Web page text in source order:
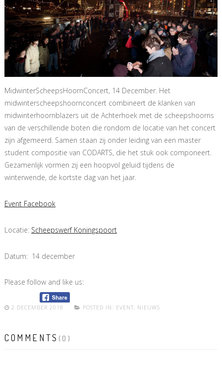
MidwinterScheepsHoornConcert, 14 December. Het
midwinterscheepshoornconcert combineert de klanken van
midwinterhoornblazers uit de Achterhoek met de scheepshoorns
van de verschillende boten die rondom de locatie van het concert
zijn afgemeerd. Samen staan zij onder leiding van een master
student compositie van CODARTS, die het stuk ook componeert.
Gezamenlijk vormen zij een hoopvol geluid tijdens de
winterwende, de kortste dag van het jaar.
Event Facebook
Locatie: Scheepswerf Koningspoort
Datum: 14 december
Please follow and like us:
2 DECEMBER 2018 POSTED IN: EVENT, NIEUWS
COMMENTS (0)